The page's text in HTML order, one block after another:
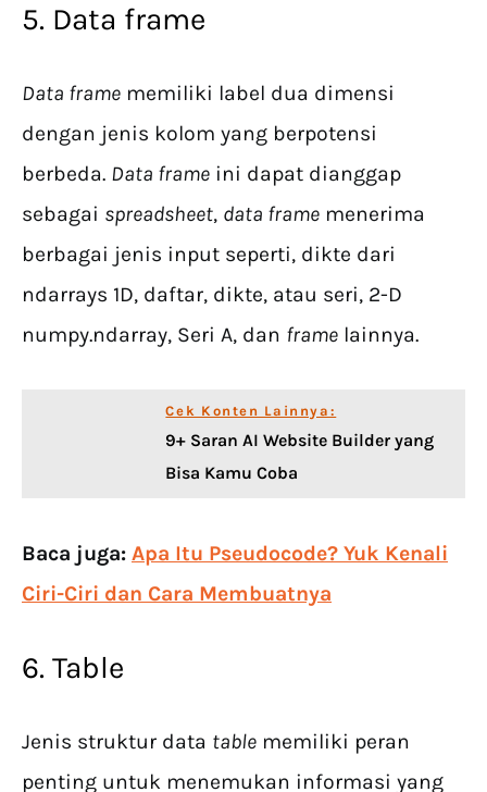
5. Data frame
Data frame memiliki label dua dimensi
dengan jenis kolom yang berpotensi
berbeda. Data frame ini dapat dianggap
sebagai spreadsheet, data frame menerima
berbagai jenis input seperti, dikte dari
ndarrays 1D, daftar, dikte, atau seri, 2-D
numpy.ndarray, Seri A, dan frame lainnya.
Cek Konten Lainnya:
9+ Saran AI Website Builder yang
Bisa Kamu Coba
Baca juga: Apa Itu Pseudocode? Yuk Kenali
Ciri-Ciri dan Cara Membuatnya
6. Table
Jenis struktur data table memiliki peran
penting untuk menemukan informasi yang